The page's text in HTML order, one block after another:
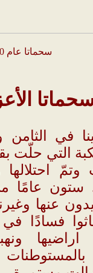
سحماتا عام 1950 قبل التدمير
في
وتمّ
ستون عامًا
عنها
فسادًا
اراضيها